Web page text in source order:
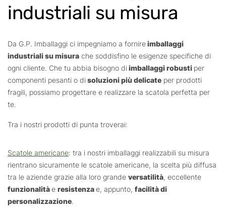
industriali su misura
Da G.P. Imballaggi ci impegniamo a fornireimballaggi
industriali su misura che soddisfino le esigenze specifiche di
ogni cliente. Che tu abbia bisogno diimballaggi robusti per
componenti pesanti o disoluzioni più delicate per prodotti
fragili, possiamo progettare e realizzare la scatola perfetta per
te.
Tra i nostri prodotti di punta troverai:
Scatole americane: tra i nostri imballaggi realizzabili su misura
rientrano sicuramente le scatole americane, la scelta più diffusa
tra le aziende grazie alla loro grande versatilità, eccellente
funzionalitàe resistenzae, appunto, facilità di
personalizzazione.